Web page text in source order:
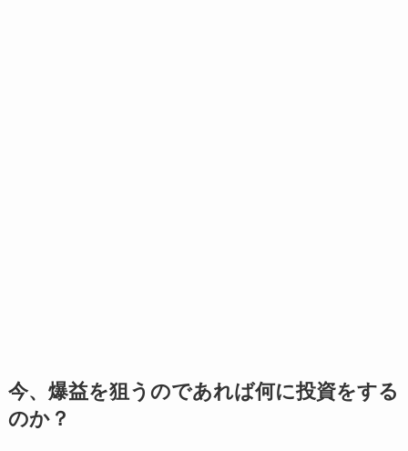
今、爆益を狙うのであれば何に投資をする
のか？